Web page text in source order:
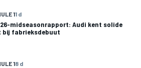
11 d
midseasonrapport: Audi kent solide
bij fabrieksdebuut
18 d